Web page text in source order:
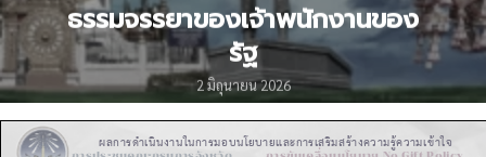
ธรรมจรรยาของเจ้าพนักงานของ
รัฐ
2 มิถุนายน 2026